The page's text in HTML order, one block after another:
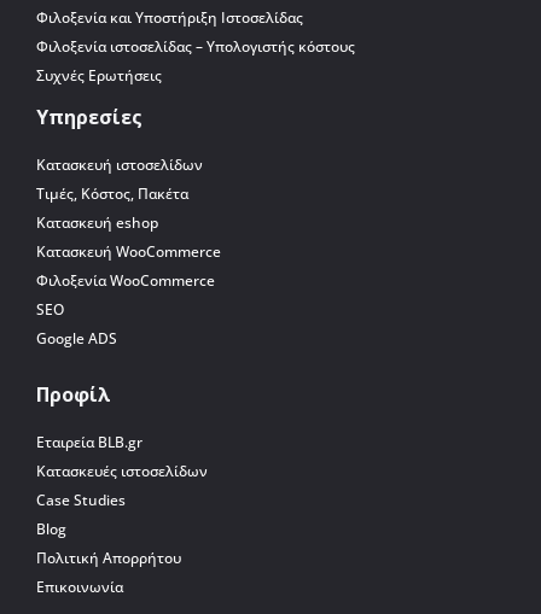
Φιλοξενία και Υποστήριξη Ιστοσελίδας
Φιλοξενία ιστοσελίδας – Υπολογιστής κόστους
Συχνές Ερωτήσεις
Υπηρεσίες
Κατασκευή ιστοσελίδων
Τιμές, Κόστος, Πακέτα
Κατασκευή eshop
Κατασκευή WooCommerce
Φιλοξενία WooCommerce
SEO
Google ADS
Προφίλ
Εταιρεία BLB.gr
Κατασκευές ιστοσελίδων
Case Studies
Blog
Πολιτική Απορρήτου
Επικοινωνία